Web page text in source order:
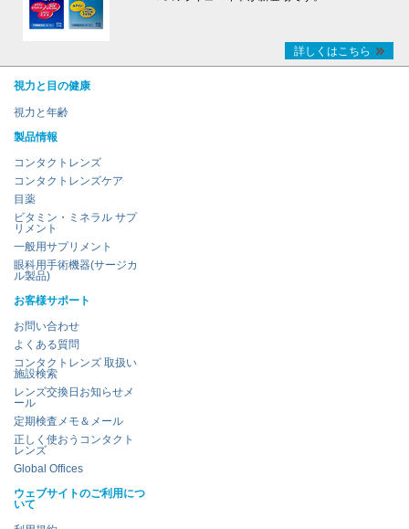
詳しくはこちら
視力と目の健康
視力と年齢
製品情報
コンタクトレンズ
コンタクトレンズケア
目薬
ビタミン・ミネラル サプ
リメント
一般用サプリメント
眼科用手術機器(サージカ
ル製品)
お客様サポート
お問い合わせ
よくある質問
コンタクトレンズ 取扱い
施設検索
レンズ交換日お知らせメ
ール
定期検査メモ＆メール
正しく使おうコンタクト
レンズ
Global Offices
ウェブサイトのご利用につ
いて